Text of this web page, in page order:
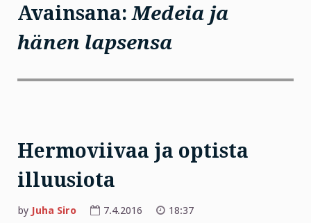
Avainsana:Medeia ja
hänen lapsensa
Hermoviivaa ja optista
illuusiota
by Juha Siro 7.4.2016
18:37